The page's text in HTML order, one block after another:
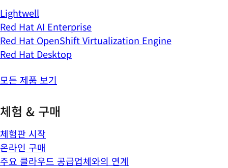
Lightwell
Red Hat AI Enterprise
Red Hat OpenShift Virtualization Engine
Red Hat Desktop
모든 제품 보기
체험 & 구매
체험판 시작
온라인 구매
주요 클라우드 공급업체와의 연계